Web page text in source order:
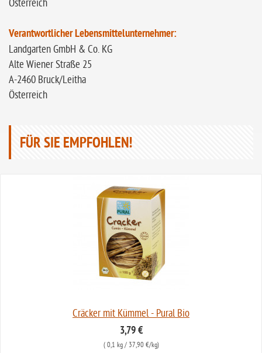
Österreich
Verantwortlicher Lebensmittelunternehmer:
Landgarten GmbH & Co. KG
Alte Wiener Straße 25
A-2460 Bruck/Leitha
Österreich
FÜR SIE EMPFOHLEN!
Cräcker mit Kümmel - Pural Bio
3,79 €
( 0,1 kg/ 37,90 €/kg)